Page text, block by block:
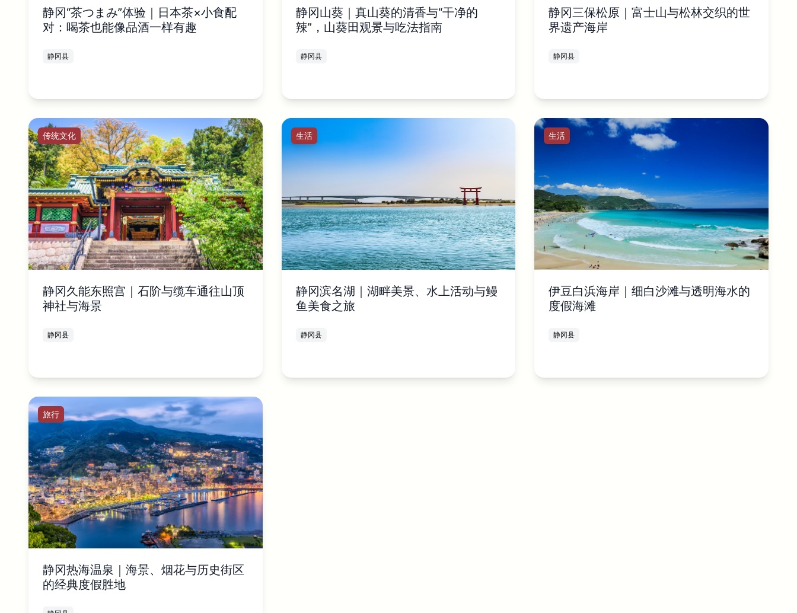
静冈“茶つまみ”体验｜日本茶×小食配
对：喝茶也能像品酒一样有趣
静冈县
静冈山葵｜真山葵的清香与“干净的
辣”，山葵田观景与吃法指南
静冈县
静冈三保松原｜富士山与松林交织的世
界遗产海岸
静冈县
传统文化
静冈久能东照宫｜石阶与缆车通往山顶
神社与海景
静冈县
生活
静冈滨名湖｜湖畔美景、水上活动与鳗
鱼美食之旅
静冈县
生活
伊豆白浜海岸｜细白沙滩与透明海水的
度假海滩
静冈县
旅行
静冈热海温泉｜海景、烟花与历史街区
的经典度假胜地